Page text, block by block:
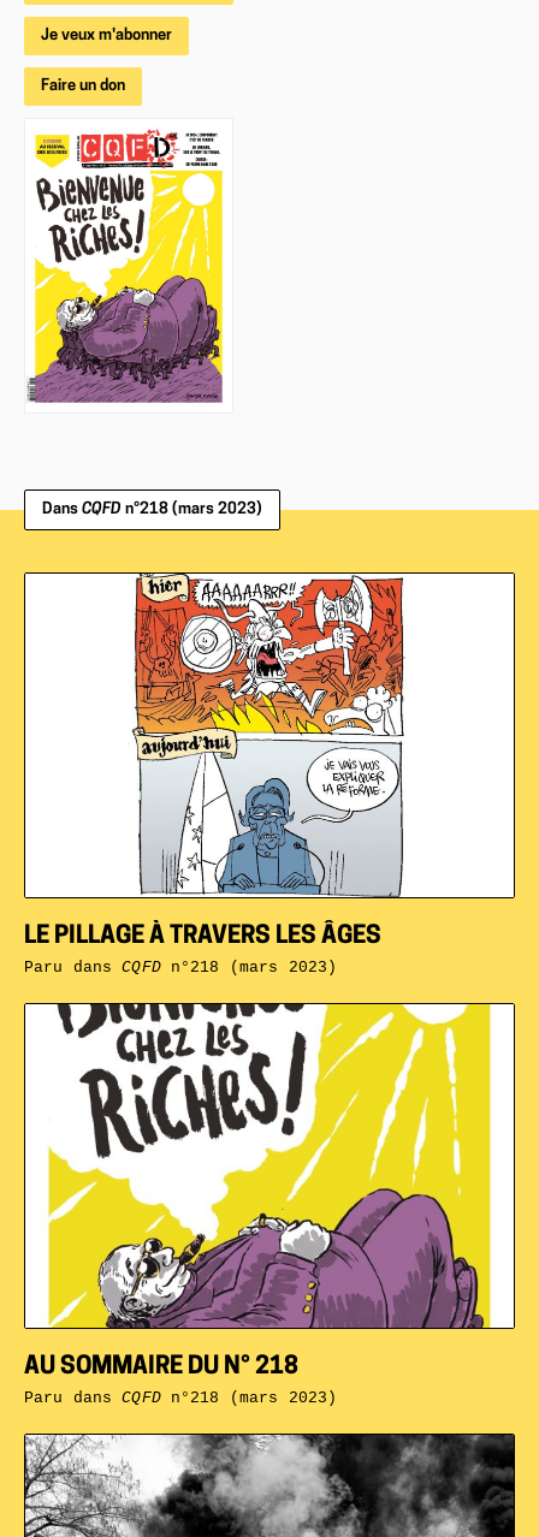
Je veux m'abonner
Faire un don
Dans CQFD n°218 (mars 2023)
AU SOMMAIRE DU N° 218
Paru dansCQFDn°218 (mars 2023)
LE PILLAGE À TRAVERS LES ÂGES
Paru dansCQFDn°218 (mars 2023)